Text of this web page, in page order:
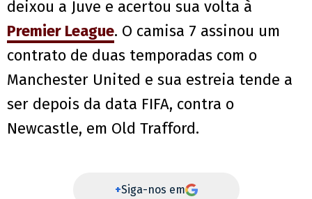
deixou a Juve e acertou sua volta à
Premier League. O camisa 7 assinou um
contrato de duas temporadas com o
Manchester United e sua estreia tende a
ser depois da data FIFA, contra o
Newcastle, em Old Trafford.
+Siga-nos em